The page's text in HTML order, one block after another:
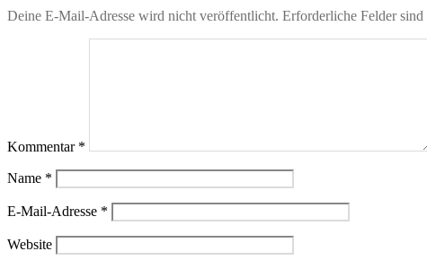
Deine E-Mail-Adresse wird nicht veröffentlicht. Erforderliche Felder sind
Kommentar *
Name *
E-Mail-Adresse *
Website